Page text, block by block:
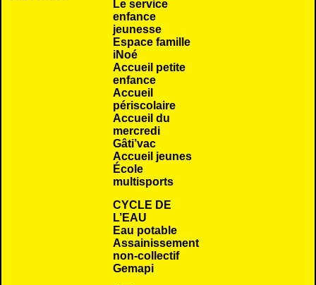
Le service
enfance
jeunesse
Espace famille
iNoé
Accueil petite
enfance
Accueil
périscolaire
Accueil du
mercredi
Gâti’vac
Accueil jeunes
École
multisports
CYCLE DE
L’EAU
Eau potable
Assainissement
non-collectif
Gemapi